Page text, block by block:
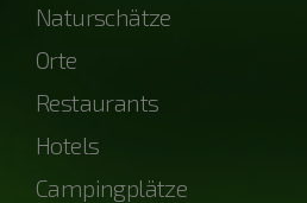
Naturschätze
Orte
Restaurants
Hotels
Campingplätze